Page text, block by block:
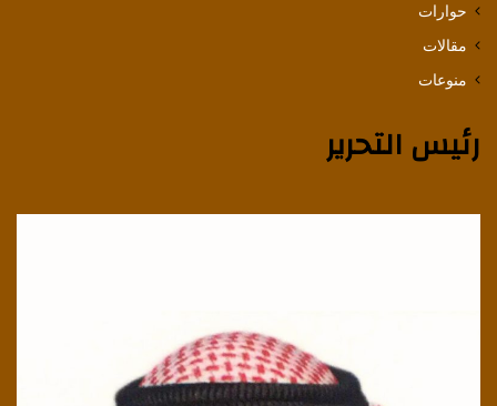
حوارات
مقالات
منوعات
رئيس التحرير